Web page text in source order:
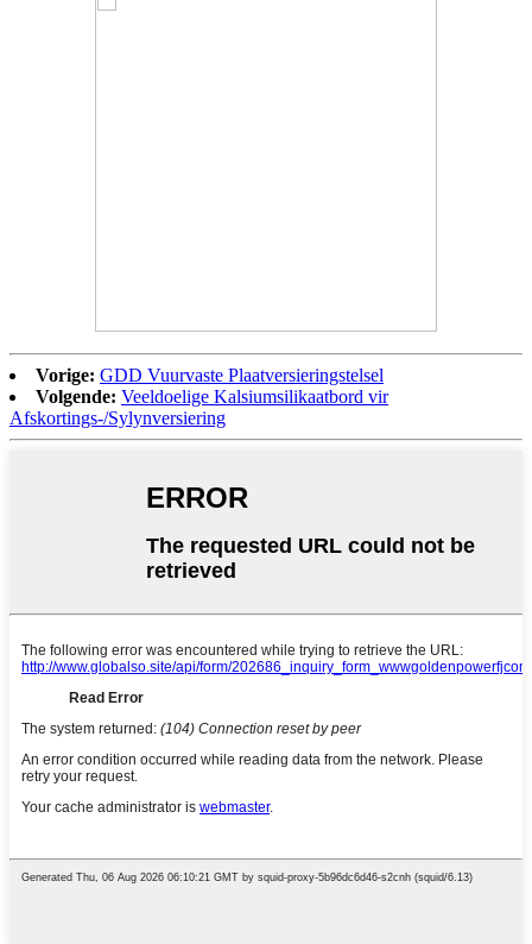
Vorige: GDD Vuurvaste Plaatversieringstelsel
Volgende: Veeldoelige Kalsiumsilikaatbord vir
Afskortings-/Sylynversiering